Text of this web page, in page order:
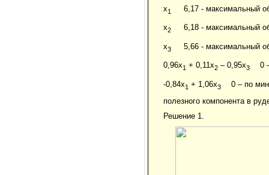
x1 6,17 - максимальный
x2 6,18 - максимальный
x3 5,66 - максимальный
0,96x1 + 0,11x2 – 0,95x3 0
-0,84x1 + 1,06x3
0 – по
полезного компонента в
Решение 1.